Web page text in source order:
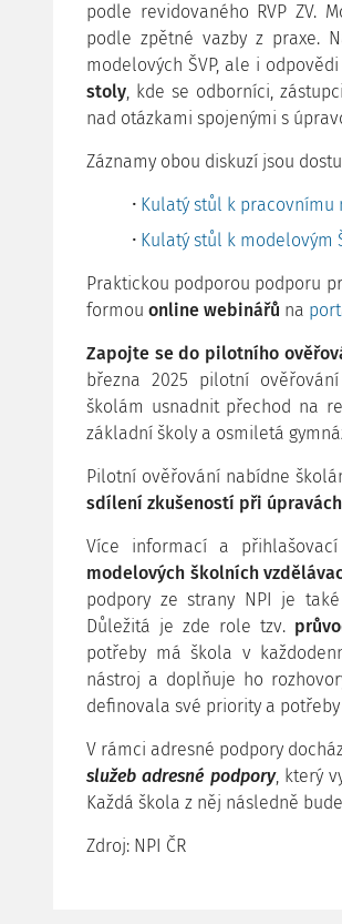
podle revidovaného RVP ZV.
podle zpětné vazby z praxe.
modelových ŠVP, ale i
stoly, kde se odborníci,
nad otázkami spojenými s
Záznamy obou diskuzí jsou
Kulatý stůl k pracovnímu
Kulatý stůl k modelovým
Praktickou podporou podporu
formou online webinářů na
Zapojte se do pilotního
března 2025 pilotní
školám usnadnit přechod na
základní školy a osmiletá
Pilotní ověřování nabídne
sdílení zkušeností při úpravách
Více informací a
modelových školních
podpory ze strany NPI je také
Důležitá je zde role tzv.
potřeby má škola v
nástroj a doplňuje ho
definovala své priority a
V rámci adresné podpory
služeb adresné podpory, který
Každá škola z něj následně
Zdroj: NPI ČR